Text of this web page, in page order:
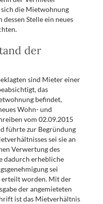
sich die Mietwohnung
dessen Stelle ein neues
der
sind Mieter einer
das
befindet,
Wohn- und
vom 02.09.2015
führte zur Begründung
sei sie an
Verwertung des
dadurch erhebliche
sei
erteilt worden. Mit der
der angemieteten
ist das Mietverhältnis